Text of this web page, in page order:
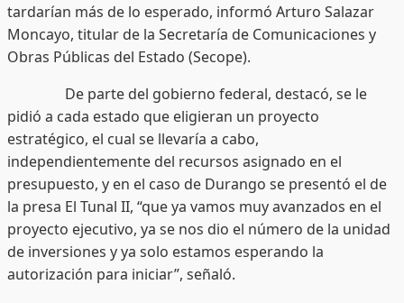
tardarían más de lo esperado, informó Arturo Salazar
Moncayo, titular de la Secretaría de Comunicaciones y
Obras Públicas del Estado (Secope).
De parte del gobierno federal, destacó, se le
pidió a cada estado que eligieran un proyecto
estratégico, el cual se llevaría a cabo,
independientemente del recursos asignado en el
presupuesto, y en el caso de Durango se presentó el de
la presa El Tunal II, “que ya vamos muy avanzados en el
proyecto ejecutivo, ya se nos dio el número de la unidad
de inversiones y ya solo estamos esperando la
autorización para iniciar”, señaló.